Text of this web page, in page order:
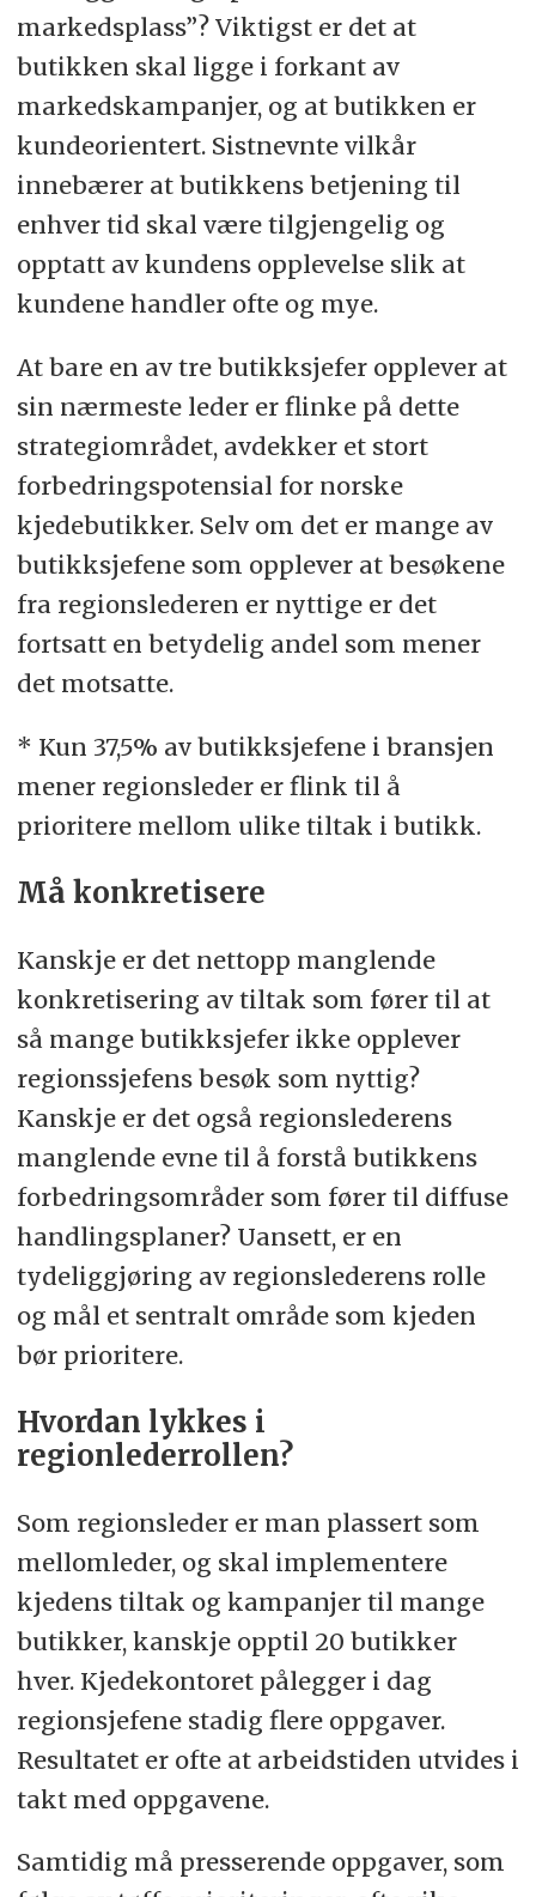
markedsplass”? Viktigst er det at
butikken skal ligge i forkant av
markedskampanjer, og at butikken er
kundeorientert. Sistnevnte vilkår
innebærer at butikkens betjening til
enhver tid skal være tilgjengelig og
opptatt av kundens opplevelse slik at
kundene handler ofte og mye.
At bare en av tre butikksjefer opplever at
sin nærmeste leder er flinke på dette
strategiområdet, avdekker et stort
forbedringspotensial for norske
kjedebutikker. Selv om det er mange av
butikksjefene som opplever at besøkene
fra regionslederen er nyttige er det
fortsatt en betydelig andel som mener
det motsatte.
* Kun 37,5% av butikksjefene i bransjen
mener regionsleder er flink til å
prioritere mellom ulike tiltak i butikk.
Må konkretisere
Kanskje er det nettopp manglende
konkretisering av tiltak som fører til at
så mange butikksjefer ikke opplever
regionssjefens besøk som nyttig?
Kanskje er det også regionslederens
manglende evne til å forstå butikkens
forbedringsområder som fører til diffuse
handlingsplaner? Uansett, er en
tydeliggjøring av regionslederens rolle
og mål et sentralt område som kjeden
bør prioritere.
Hvordan lykkes i
regionlederrollen?
Som regionsleder er man plassert som
mellomleder, og skal implementere
kjedens tiltak og kampanjer til mange
butikker, kanskje opptil 20 butikker
hver. Kjedekontoret pålegger i dag
regionsjefene stadig flere oppgaver.
Resultatet er ofte at arbeidstiden utvides i
takt med oppgavene.
Samtidig må presserende oppgaver, som